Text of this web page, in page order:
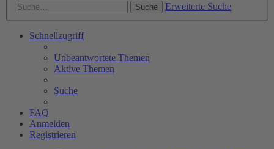
Suche Erweiterte Suche
Schnellzugriff
Unbeantwortete Themen
Aktive Themen
Suche
FAQ
Anmelden
Registrieren